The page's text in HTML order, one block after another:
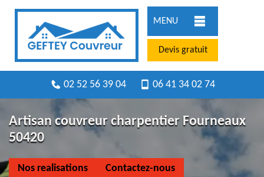
MENU
Devis gratuit
02 52 56 39 04 06 41 34 02 74
Artisan couvreur charpentier Fourneaux
50420
Nos realisations Contactez-nous